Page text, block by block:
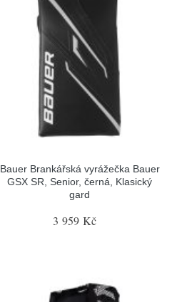
Bauer Brankářská vyrážečka Bauer
GSX SR, Senior, černá, Klasický
gard
3 959 Kč